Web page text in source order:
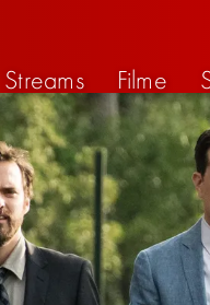
Streams Filme